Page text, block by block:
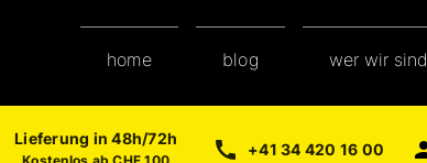
home
paper-shop
blog wer wir sind
Lieferung in 48h/72h
+41 34 420 16 00